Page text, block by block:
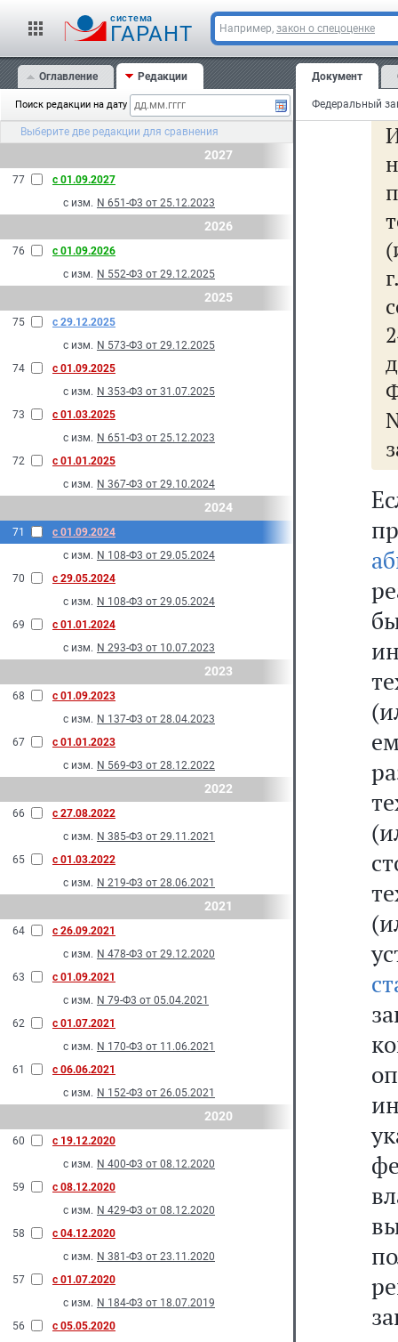
cистема
ГАРАНТ Например, закон о спецоценке
Оглавление Редакции
Поиск редакции на дату
Выберите две редакции для сравнения
2027
77
с 01.09.2027
с изм. N 651-Ф3 от 25.12.2023
2026
76
с 01.09.2026
с изм. N 552-Ф3 от 29.12.2025
2025
75
с 29.12.2025
с изм. N 573-Ф3 от 29.12.2025
74
с 01.09.2025
с изм. N 353-Ф3 от 31.07.2025
73
с 01.03.2025
с изм. N 651-Ф3 от 25.12.2023
72
с 01.01.2025
с изм. N 367-Ф3 от 29.10.2024
2024
71
с 01.09.2024
с изм. N 108-Ф3 от 29.05.2024
70
с 29.05.2024
с изм. N 108-Ф3 от 29.05.2024
69
с 01.01.2024
с изм. N 293-Ф3 от 10.07.2023
2023
68
с 01.09.2023
с изм. N 137-Ф3 от 28.04.2023
67
с 01.01.2023
с изм. N 569-Ф3 от 28.12.2022
2022
66
с 27.08.2022
с изм. N 385-Ф3 от 29.11.2021
65
с 01.03.2022
с изм. N 219-Ф3 от 28.06.2021
2021
64
с 26.09.2021
с изм. N 478-Ф3 от 29.12.2020
63
с 01.09.2021
с изм. N 79-Ф3 от 05.04.2021
62
с 01.07.2021
с изм. N 170-Ф3 от 11.06.2021
61
с 06.06.2021
с изм. N 152-Ф3 от 26.05.2021
2020
60
с 19.12.2020
с изм. N 400-Ф3 от 08.12.2020
59
с 08.12.2020
с изм. N 429-Ф3 от 08.12.2020
58
с 04.12.2020
с изм. N 381-Ф3 от 23.11.2020
57
с 01.07.2020
с изм. N 184-Ф3 от 18.07.2019
56
с 05.05.2020
Документ